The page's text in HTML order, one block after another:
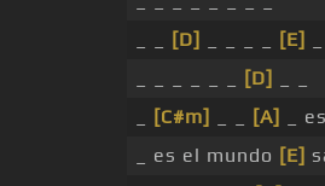
[D] [E]
[D]
[C#m] [A] _
_ es el mundo [E]